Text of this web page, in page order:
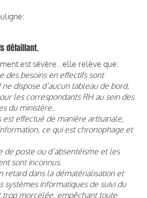
défaillant.
est sévère...elle relève que:
des besoins en effectifs sont
ne dispose d’aucun tableau de bord,
les correspondants RH au sein des
du ministère.
est effectué de manière artisanale,
ce qui est chronophage et
de poste ou d’absentéisme et les
sont inconnus.
retard dans la dématérialisation et
systèmes informatiques de suivi du
trop morcelée, empêchant toute